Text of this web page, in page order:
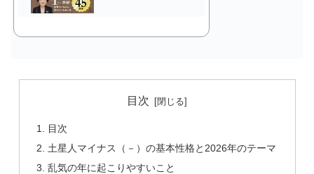
目次
目次
土星人マイナス（－）の基本性格と2026年のテーマ
乱気の年に起こりやすいこと